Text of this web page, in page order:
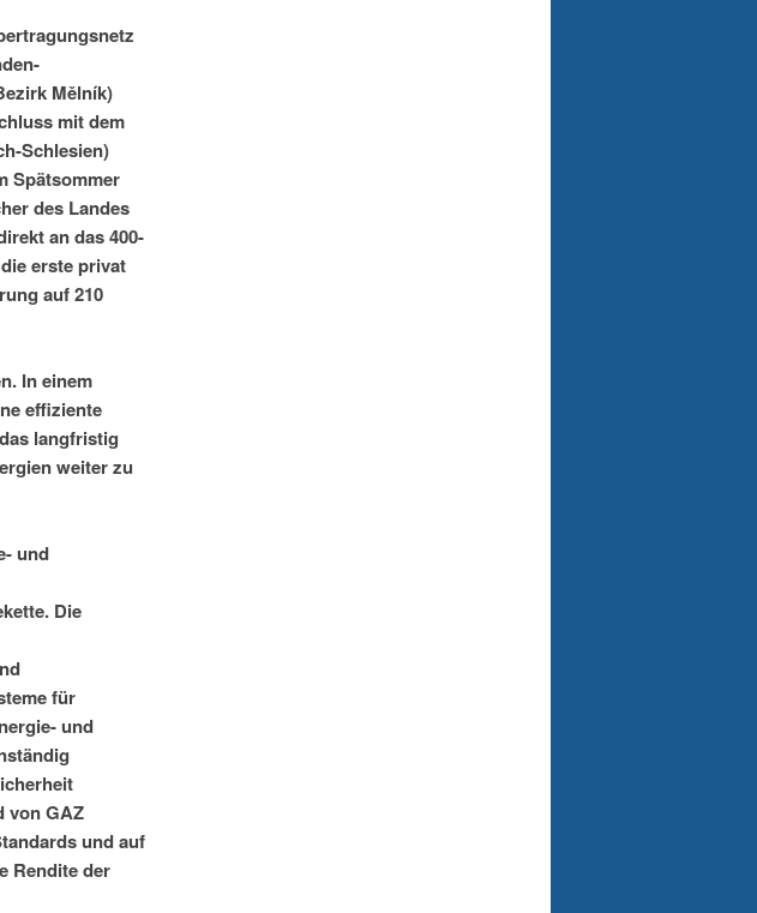
Mělník)
mit dem
Schlesien)
Spätsommer
des Landes
an das 400-
erste privat
auf 210
In einem
effiziente
langfristig
weiter zu
und
Die
für
und
von GAZ
und auf
Rendite der